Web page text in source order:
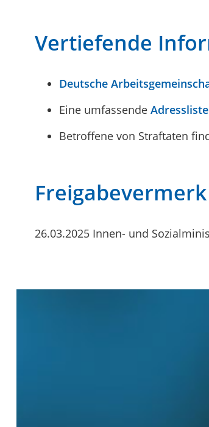
Vertiefende
Deutsche
Eine umfassende
Betroffene von Straftaten
Freigabevermerk
26.03.2025 Innen- und